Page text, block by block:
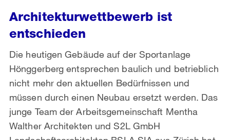
Architekturwettbewerb ist
entschieden
Die heutigen Gebäude auf der Sportanlage
Hönggerberg entsprechen baulich und betrieblich
nicht mehr den aktuellen Bedürfnissen und
müssen durch einen Neubau ersetzt werden. Das
junge Team der Arbeitsgemeinschaft Mentha
Walther Architekten und S2L GmbH